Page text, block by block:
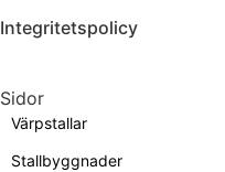
Integritetspolicy
Sidor
Värpstallar
Stallbyggnader